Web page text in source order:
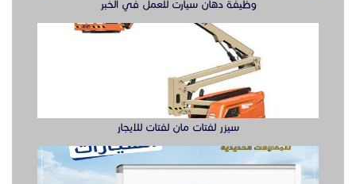
وظيفة دهان سيارت للعمل في الخبر
سيزر لفتات مان لفتات للايجار